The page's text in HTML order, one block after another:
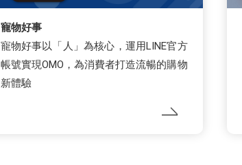
寵物好事
寵物好事以「人」為核心，運用LINE官方
帳號實現OMO，為消費者打造流暢的購物
新體驗